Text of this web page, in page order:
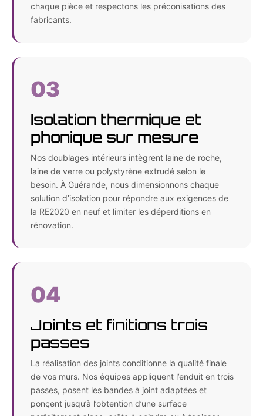
chaque pièce et respectons les préconisations des
fabricants.
03
Isolation thermique et
phonique sur mesure
Nos doublages intérieurs intègrent laine de roche,
laine de verre ou polystyrène extrudé selon le
besoin. À Guérande, nous dimensionnons chaque
solution d’isolation pour répondre aux exigences de
la RE2020 en neuf et limiter les déperditions en
rénovation.
04
Joints et finitions trois
passes
La réalisation des joints conditionne la qualité finale
de vos murs. Nos équipes appliquent l’enduit en trois
passes, posent les bandes à joint adaptées et
ponçent jusqu’à l’obtention d’une surface